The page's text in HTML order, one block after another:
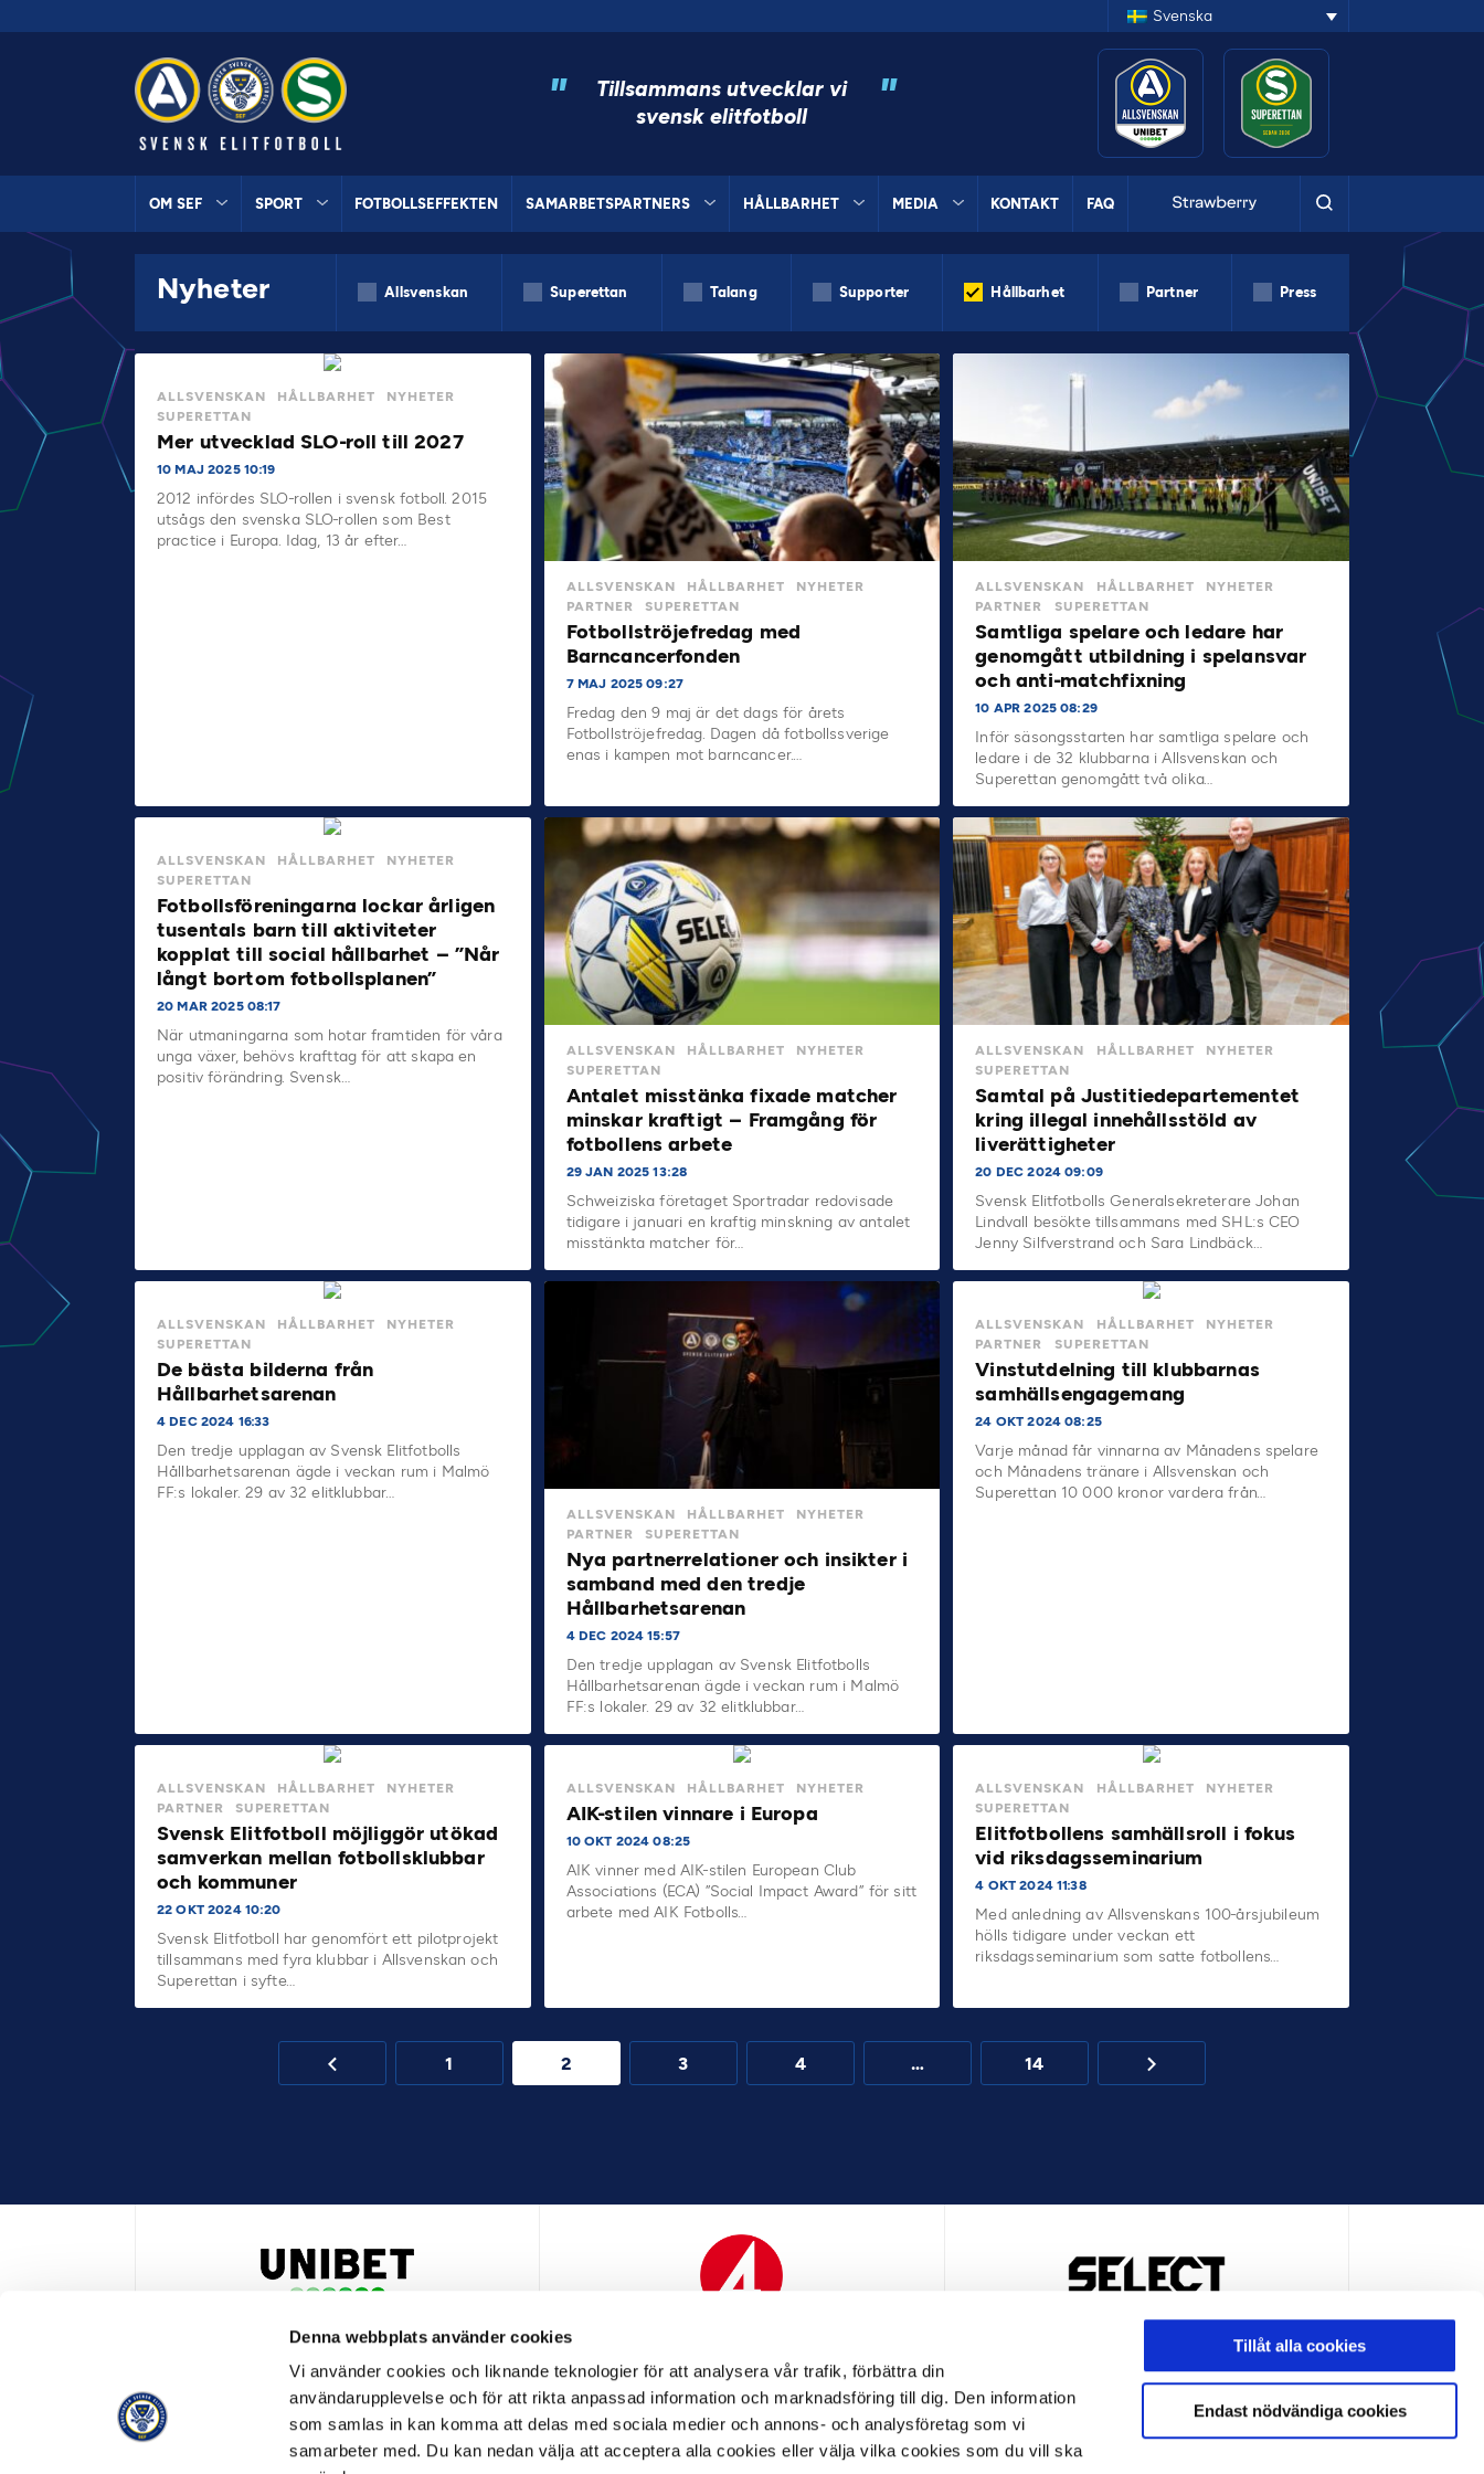
Denna webbplats använder cookies
Vi använder cookies och liknande teknologier för att analysera vår trafik, förbättra din
användarupplevelse och för att rikta anpassad information och marknadsföring till dig. Den information
som samlas in kan komma att delas med sociala medier och annons- och analysföretag som vi
samarbeter med. Du kan nedan välja att acceptera alla cookies eller välja vilka cookies som du vill ska
Tillåt alla cookies
Endast nödvändiga cookies
Svenska
"
Tillsammans utvecklar vi
svensk elitfotboll
"
OM SEF SPORT FOTBOLLSEFFEKTEN SAMARBETSPARTNERS HÅLLBARHET MEDIA KONTAKT FAQ
Nyheter Allsvenskan Superettan Talang Supporter Hållbarhet Partner Press
ALLSVENSKAN HÅLLBARHET
NYHETER
SUPERETTAN
Mer utvecklad SLO-roll till 2027
10 MAJ 2025 10:19
2012 infördes SLO-rollen i svensk fotboll. 2015
utsågs den svenska SLO-rollen som Best
practice i Europa. Idag, 13 år efter…
ALLSVENSKAN HÅLLBARHET
NYHETER
PARTNER
SUPERETTAN
Fotbollströjefredag med
Barncancerfonden
7 MAJ 2025 09:27
Fredag den 9 maj är det dags för årets
Fotbollströjefredag. Dagen då fotbollssverige
enas i kampen mot barncancer.…
ALLSVENSKAN HÅLLBARHET
NYHETER
PARTNER
SUPERETTAN
Samtliga spelare och ledare har
genomgått utbildning i spelansvar
och anti-matchfixning
10 APR 2025 08:29
Inför säsongsstarten har samtliga spelare och
ledare i de 32 klubbarna i Allsvenskan och
Superettan genomgått två olika…
ALLSVENSKAN HÅLLBARHET
NYHETER
SUPERETTAN
Fotbollsföreningarna lockar årligen
tusentals barn till aktiviteter
kopplat till social hållbarhet – ”Når
långt bortom fotbollsplanen”
20 MAR 2025 08:17
När utmaningarna som hotar framtiden för våra
unga växer, behövs krafttag för att skapa en
positiv förändring. Svensk…
ALLSVENSKAN HÅLLBARHET
NYHETER
SUPERETTAN
Antalet misstänka fixade matcher
minskar kraftigt – Framgång för
fotbollens arbete
29 JAN 2025 13:28
Schweiziska företaget Sportradar redovisade
tidigare i januari en kraftig minskning av antalet
misstänkta matcher för…
ALLSVENSKAN HÅLLBARHET
NYHETER
SUPERETTAN
Samtal på Justitiedepartementet
kring illegal innehållsstöld av
liverättigheter
20 DEC 2024 09:09
Svensk Elitfotbolls Generalsekreterare Johan
Lindvall besökte tillsammans med SHL:s CEO
Jenny Silfverstrand och Sara Lindbäck…
ALLSVENSKAN HÅLLBARHET
NYHETER
SUPERETTAN
De bästa bilderna från
Hållbarhetsarenan
4 DEC 2024 16:33
Den tredje upplagan av Svensk Elitfotbolls
Hållbarhetsarenan ägde i veckan rum i Malmö
FF:s lokaler. 29 av 32 elitklubbar…
ALLSVENSKAN HÅLLBARHET
NYHETER
PARTNER
SUPERETTAN
Nya partnerrelationer och insikter i
samband med den tredje
Hållbarhetsarenan
4 DEC 2024 15:57
Den tredje upplagan av Svensk Elitfotbolls
Hållbarhetsarenan ägde i veckan rum i Malmö
FF:s lokaler. 29 av 32 elitklubbar…
ALLSVENSKAN HÅLLBARHET
NYHETER
PARTNER
SUPERETTAN
Vinstutdelning till klubbarnas
samhällsengagemang
24 OKT 2024 08:25
Varje månad får vinnarna av Månadens spelare
och Månadens tränare i Allsvenskan och
Superettan 10 000 kronor vardera från…
ALLSVENSKAN HÅLLBARHET
NYHETER
PARTNER
SUPERETTAN
Svensk Elitfotboll möjliggör utökad
samverkan mellan fotbollsklubbar
och kommuner
22 OKT 2024 10:20
Svensk Elitfotboll har genomfört ett pilotprojekt
tillsammans med fyra klubbar i Allsvenskan och
Superettan i syfte…
ALLSVENSKAN HÅLLBARHET NYHETER
AIK-stilen vinnare i Europa
10 OKT 2024 08:25
AIK vinner med AIK-stilen European Club
Associations (ECA) ”Social Impact Award” för sitt
arbete med AIK Fotbolls…
ALLSVENSKAN HÅLLBARHET
NYHETER
SUPERETTAN
Elitfotbollens samhällsroll i fokus
vid riksdagsseminarium
4 OKT 2024 11:38
Med anledning av Allsvenskans 100-årsjubileum
hölls tidigare under veckan ett
riksdagsseminarium som satte fotbollens…
1 2 3 4 … 14
HUVUDPARTNER OCH PRESENTING PARTNER ALLSVENSKAN